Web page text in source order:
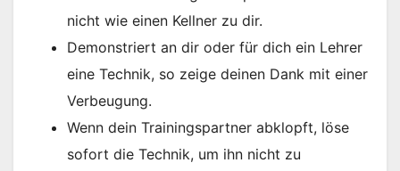
nicht wie einen Kellner zu dir.
Demonstriert an dir oder für dich ein Lehrer
eine Technik, so zeige deinen Dank mit einer
Verbeugung.
Wenn dein Trainingspartner abklopft, löse
sofort die Technik, um ihn nicht zu